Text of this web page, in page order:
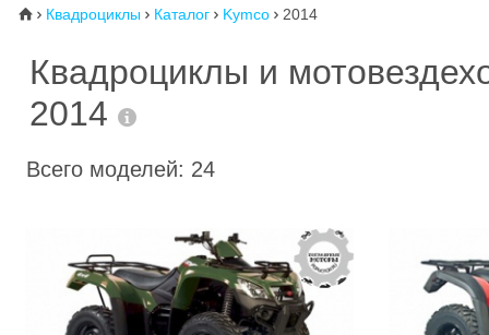
⌂  Квадроциклы  Каталог  Kymco  2014
Квадроциклы и
2014
Всего моделей: 24